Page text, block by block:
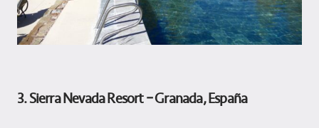
3. Sierra Nevada Resort – Granada, España